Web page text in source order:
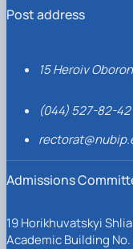
Post address
15 Heroiv
(044) 527-82-42
Admissions
19 Horikhuvatskyi
Academic Building No.